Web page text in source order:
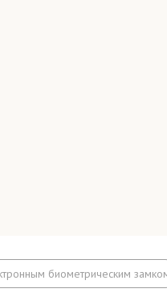
технического задания
задания в
биометрическим